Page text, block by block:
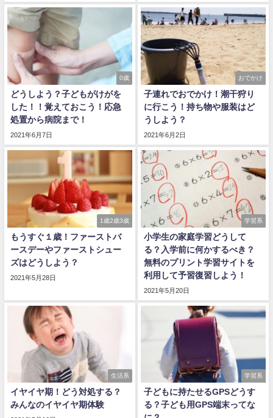
0歳
どうしよう？子どもがけがを
した！！覚えておこう！応急
処置から病院まで！
2021年6月7日
おでかけ
子連れでおでかけ！潮干狩り
に行こう！持ち物や服装はど
うしよう？
2021年6月2日
1歳2歳3歳
もうすぐ１歳！ファーストバ
ースデーやファーストシュー
ズはどうしよう？
2021年5月28日
学習系
小学生の家庭学習どうして
る？入学前に何かするべき？
無料のプリント学習サイトを
利用して予習復習しよう！
2021年5月20日
生活系
イヤイヤ期！どう対処する？
みんなのイヤイヤ期体験
学習系
子どもに持たせるGPSどうす
る？子ども用GPS端末ってな